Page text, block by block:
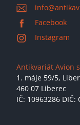
Facebook
Instagram
Antikvariát Avion
1. máje 59/5,
460 07 Liberec
IČ: 10963286 DIČ: